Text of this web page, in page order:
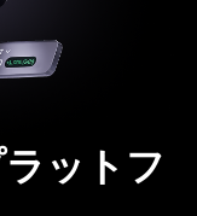
ットフ